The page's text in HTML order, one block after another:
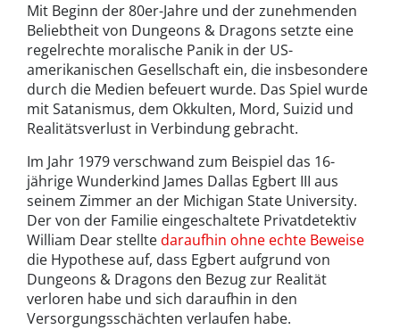
Mit Beginn der 80er-Jahre und der zunehmenden
Beliebtheit von Dungeons & Dragons setzte eine
regelrechte moralische Panik in der US-
amerikanischen Gesellschaft ein, die insbesondere
durch die Medien befeuert wurde. Das Spiel wurde
mit Satanismus, dem Okkulten, Mord, Suizid und
Realitätsverlust in Verbindung gebracht.
Im Jahr 1979 verschwand zum Beispiel das 16-
jährige Wunderkind James Dallas Egbert III aus
seinem Zimmer an der Michigan State University.
Der von der Familie eingeschaltete Privatdetektiv
William Dear stelltedaraufhin ohne echte Beweise
die Hypothese auf, dass Egbert aufgrund von
Dungeons & Dragons den Bezug zur Realität
verloren habe und sich daraufhin in den
Versorgungsschächten verlaufen habe.